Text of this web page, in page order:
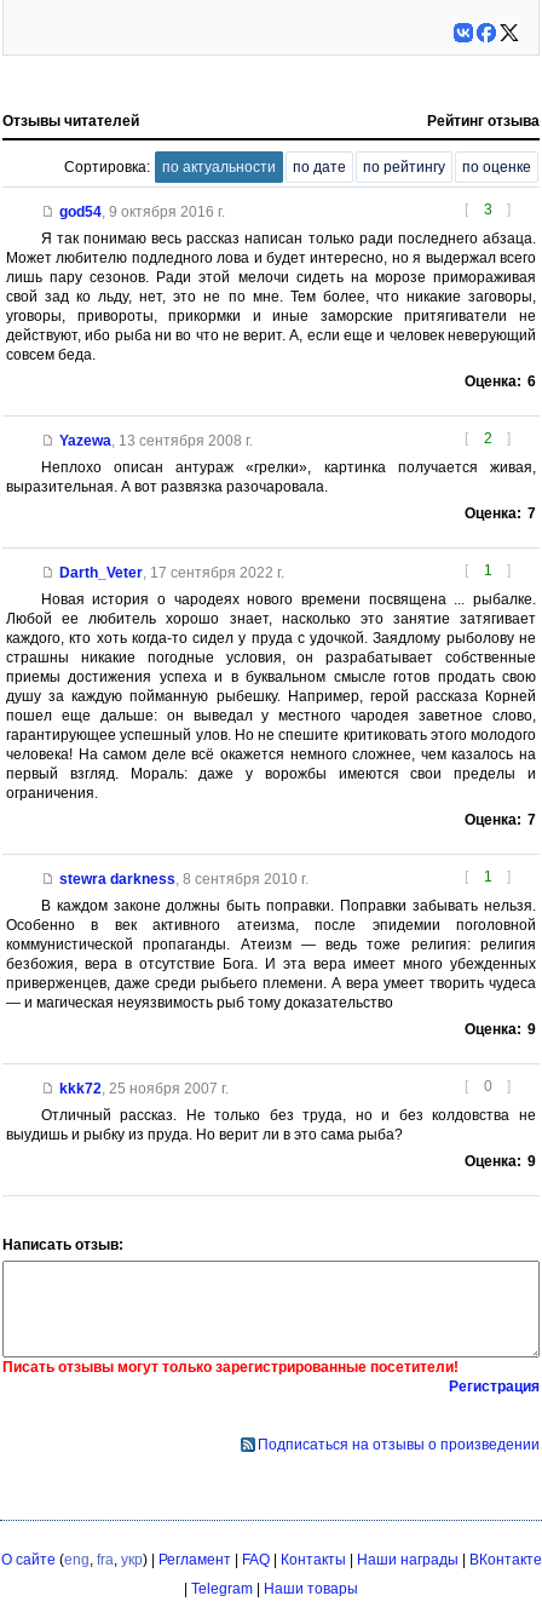
Отзывы читателей Рейтинг отзыва
Сортировка: по актуальности по дате по рейтингу по оценке
[ 3 ]
god54, 9 октября 2016 г.
Я так понимаю весь рассказ написан только ради последнего абзаца.
Может любителю подледного лова и будет интересно, но я выдержал всего
лишь пару сезонов. Ради этой мелочи сидеть на морозе примораживая
свой зад ко льду, нет, это не по мне. Тем более, что никакие заговоры,
уговоры, привороты, прикормки и иные заморские притягиватели не
действуют, ибо рыба ни во что не верит. А, если еще и человек неверующий
совсем беда.
Оценка: 6
[ 2 ]
Yazewa 13 сентября 2008 г.
Неплохо описан антураж «грелки», картинка получается живая,
выразительная. А вот развязка разочаровала.
Оценка: 7
[ 1 ]
Darth_Veter, 17 сентября 2022 г.
Новая история о чародеях нового времени посвящена ... рыбалке.
Любой ее любитель хорошо знает, насколько это занятие затягивает
каждого, кто хоть когда-то сидел у пруда с удочкой. Заядлому рыболову не
страшны никакие погодные условия, он разрабатывает собственные
приемы достижения успеха и в буквальном смысле готов продать свою
душу за каждую пойманную рыбешку. Например, герой рассказа Корней
пошел еще дальше: он выведал у местного чародея заветное слово,
гарантирующее успешный улов. Но не спешите критиковать этого молодого
человека! На самом деле всё окажется немного сложнее, чем казалось на
первый взгляд. Мораль: даже у ворожбы имеются свои пределы и
ограничения.
Оценка: 7
[ 1 ]
stewra darkness 8 сентября 2010 г.
В каждом законе должны быть поправки. Поправки забывать нельзя.
Особенно в век активного атеизма, после эпидемии поголовной
коммунистической пропаганды. Атеизм — ведь тоже религия: религия
безбожия, вера в отсутствие Бога. И эта вера имеет много убежденных
приверженцев, даже среди рыбьего племени. А вера умеет творить чудеса
— и магическая неуязвимость рыб тому доказательство
Оценка: 9
[ 0 ]
kkk72 25 ноября 2007 г.
Отличный рассказ. Не только без труда, но и без колдовства не
выудишь и рыбку из пруда. Но верит ли в это сама рыба?
Оценка: 9
Написать отзыв:
Писать отзывы могут только зарегистрированные посетители!
Регистрация
Подписаться на отзывы о произведении
О сайте (eng fra укр) | Регламент| FAQ| Контакты | Наши награды | ВКонтакте
| Telegram | Наши товары